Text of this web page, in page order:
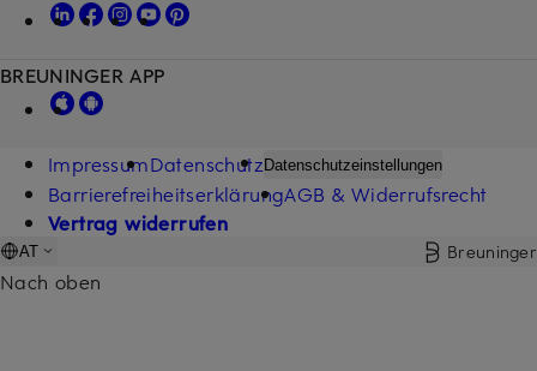
BREUNINGER APP
ImpressumDatenschutzDatenschutzeinstellungen
BarrierefreiheitserklärungAGB & Widerrufsrecht
Vertrag widerrufen
AT Breuninger
Nach oben